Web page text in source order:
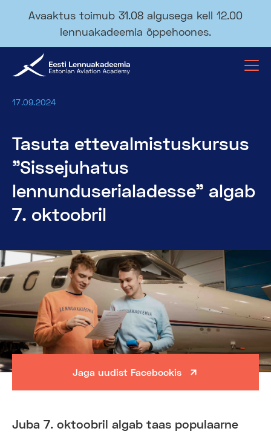
Avaaktus toimub 31.08 algusega kell 12.00
lennuakadeemia õppehoones.
17.09.2024
Tasuta ettevalmistuskursus
"Sissejuhatus
lennunduserialadesse" algab
7. oktoobril
Jaga uudist Facebookis
Juba 7. oktoobril algab taas populaarne